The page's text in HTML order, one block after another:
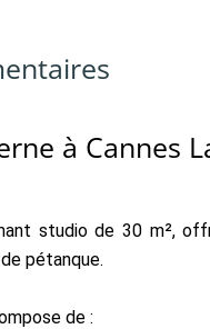
à Cannes
studio de 30 m²,
pétanque.
de :